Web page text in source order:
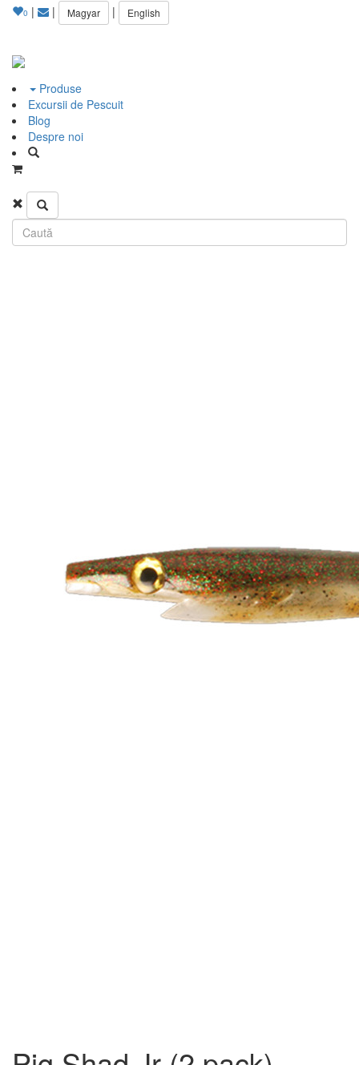
0 | | Magyar | English
Produse
Excursii de Pescuit
Blog
Despre noi